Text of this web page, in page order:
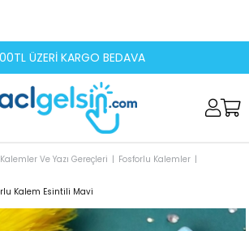
ÜZERİ KARGO BEDAVA
Kalemler Ve Yazı Gereçleri Fosforlu Kalemler
Kalem Esintili Mavi